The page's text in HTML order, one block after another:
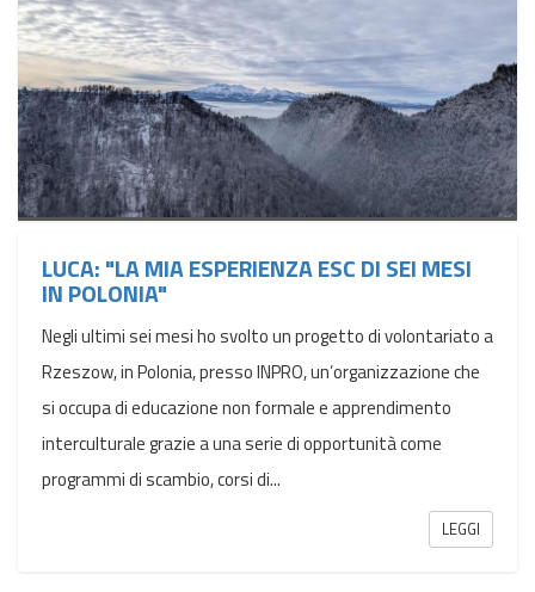
LUCA: "LA MIA ESPERIENZA ESC DI SEI MESI
IN POLONIA"
Negli ultimi sei mesi ho svolto un progetto di volontariato a
Rzeszow, in Polonia, presso INPRO, un’organizzazione che
si occupa di educazione non formale e apprendimento
interculturale grazie a una serie di opportunità come
programmi di scambio, corsi di...
LEGGI